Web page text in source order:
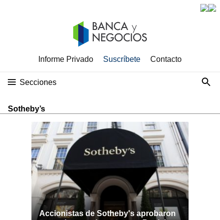
Informe Privado Suscríbete Contacto
Secciones
Sotheby’s
Accionistas de Sotheby's aprobaron